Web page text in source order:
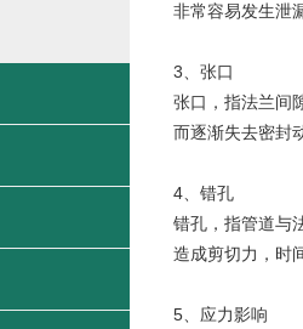
非常容易发生泄
3、张口
张口，指法兰间
而逐渐失去密封
4、错孔
错孔，指管道与
造成剪切力，时
5、应力影响